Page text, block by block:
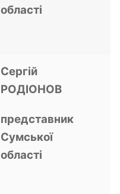
області
Сергій
РОДІОНОВ
представник
Сумської
області